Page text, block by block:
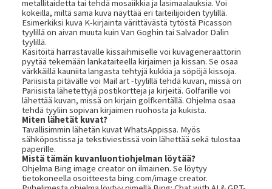
metallitaidetta tai tehdä mosaiikkia ja lasimaalauksia. Voi
kokeilla, miltä sama kuva näyttää eri taiteilijoiden tyylillä.
Esimerkiksi kuva K-kirjainta värittävästä tytöstä Picasson
tyylillä on aivan muuta kuin Van Goghin tai Salvador Dalin
tyylillä.
Käsitöitä harrastavalle kissaihmiselle voi kuvageneraattorin
pyytää tekemään lankataiteella kirjaimen ja kissan. Se osaa
värkkäillä kauniita langasta tehtyjä kukkia ja söpöjä kissoja.
Pariisista pitävälle voi Mail art -tyylillä tehdä kuvan, missä on
Pariisista lähetettyjä postikortteja ja kirjeitä. Golfarille voi
lähettää kuvan, missä on kirjain golfkentällä. Ohjelma osaa
tehdä tyyliin sopivan kirjaimen ruohosta ja kukista.
Miten lähetät kuvat?
Tavallisimmin lähetän kuvat WhatsAppissa. Myös
sähköpostissa ja tekstiviestissä voin lähettää sekä tulostaa
paperille.
Mistä tämän kuvanluontiohjelman löytää?
Ohjelma Bing image creator on ilmainen. Se löytyy
tietokoneella osoitteesta bing.com/image creator.